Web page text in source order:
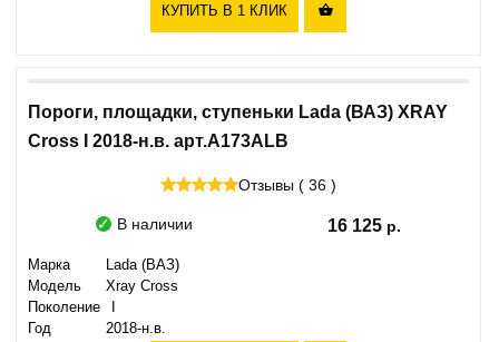
КУПИТЬ В 1 КЛИК 
Пороги, площадки, ступеньки Lada (ВАЗ) XRAY
Cross I 2018-н.в. арт.A173ALB
Отзывы ( 36 )
В наличии 16 125
Марка
Lada (ВАЗ)
Модель
Xray Cross
Поколение
Год
2018-н.в.